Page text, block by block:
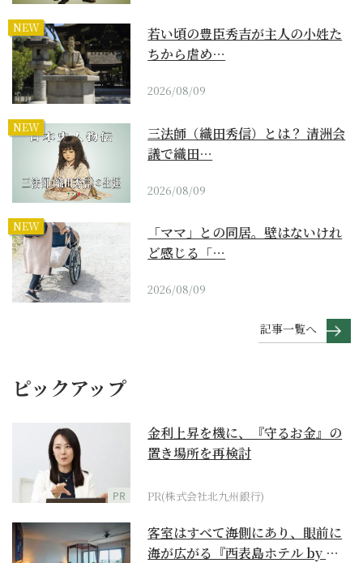
NEW
若い頃の豊臣秀吉が主人の小姓た
ちから虐め…
2026/08/09
NEW
三法師（織田秀信）とは？ 清洲会
議で織田…
2026/08/09
NEW
「ママ」との同居。壁はないけれ
ど感じる「…
2026/08/09
記事一覧へ
ピックアップ
PR
金利上昇を機に、『守るお金』の
置き場所を再検討
PR(株式会社北九州銀行)
客室はすべて海側にあり、眼前に
海が広がる『西表島ホテル by 星